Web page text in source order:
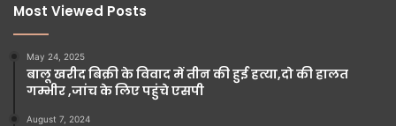
Most Viewed Posts
May 24, 2025
बालू खरीद बिक्री के विवाद में तीन की हुई हत्या,दो की हालत
गम्भीर ,जांच के लिए पहुंचे एसपी
August 7, 2024